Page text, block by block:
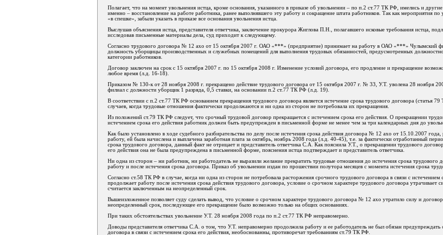
Полагает, что на момент увольнения истца, кроме основания, указанного в приказе об увольнении – по п.2 ст.77 ТК РФ, имелись и
именно – восстановление на работе работника, ранее выполнявшего эту работу и сокращение штата работников. Так как мероприятия
«в спешке», забыли указать в приказе все основания увольнения истца.
Выслушав объяснения истца, представителя ответчика, заключение прокурора Жиглова П.Н., полагавшего исковые требования истца,
исследовав письменные материалы дела, суд приходит к следующему.
Согласно трудового договора № 12 ахо от 15 октября 2007 г. ОАО «***» (предприятие) принимает на работу в ОАО «***» Чулымский
должность уборщицы производственных и служебных помещений для выполнения трудовых обязанностей, предусмотренных
категории работников.
Договор заключен на срок с 15 октября 2007 г. по 15 октября 2008 г. Изменение условий договора, его продление и прекращение
любое время (л.д. 16-18).
Приказом № 130-к от 28 ноября 2008 г. прекращено действие трудового договора от 15 октября 2007 г. № 33, У.Т. уволена 28 ноября
филиал с должности уборщик 1 разряда, 0,5 ставки, на основании п.2 ст.77 ТК РФ (л.д. 19).
В соответствии с п.2 ст.77 ТК РФ основанием прекращения трудового договора является истечение срока трудового договора (статья
случаев, когда трудовые отношения фактически продолжаются и ни одна из сторон не потребовала их прекращения.
Из положений ст.79 ТК РФ следует, что срочный трудовой договор прекращается с истечением срока его действия. О прекращении
истечением срока его действия работник должен быть предупрежден в письменной форме не менее чем за три календарных дня до
Как было установлено в ходе судебного разбирательства по делу после истечения срока действия договора № 12 ахо от 15.10.2007
работу, ей была начислена и выплачена заработная плата за октябрь, ноябрь 2008 года (л.д. 40-45), т.е. за фактически отработанный
срока трудового договора, данный факт не отрицает и представитель ответчика С.А. Как пояснила У.Т., о прекращении трудового
его действия она не была предупреждена в письменной форме, пояснения истца подтверждает и представитель ответчика.
Ни одна из сторон – ни работник, ни работодатель не выразили желание прекратить трудовые отношения до истечения срока трудового
работу и после истечения срока договора. Приказ об увольнении издан по прошествии полутора месяцев с момента истечения срока
Согласно ст.58 ТК РФ в случае, когда ни одна из сторон не потребовала расторжения срочного трудового договора в связи с истечением
продолжает работу после истечения срока действия трудового договора, условие о срочном характере трудового договора утрачивает
считается заключенным на неопределенный срок.
Вышеизложенное позволяет суду сделать вывод, что условие о срочном характере трудового договора № 12 ахо утратило силу и
неопределенный срок, последующее его прекращение было возможно только на общих основаниях.
При таких обстоятельствах увольнение У.Т. 28 ноября 2008 года по п.2 ст.77 ТК РФ неправомерно.
Доводы представителя ответчика С.А. о том, что У.Т. неправомерно продолжила работу и ее работодатель не был обязан предупреждать
договора в связи с истечением срока его действия, необоснованны, противоречат требованиям ст.79 ТК РФ.